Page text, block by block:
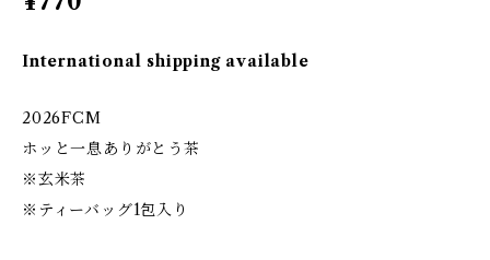
International shipping available
2026FCM
ホッと一息ありがとう茶
※玄米茶
※ティーバッグ1包入り